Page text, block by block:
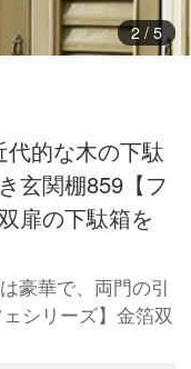
3/ 5
的な木の下駄
玄関棚859【フ
扉の下駄箱を
豪華で、両門の引
シリーズ】金箔双